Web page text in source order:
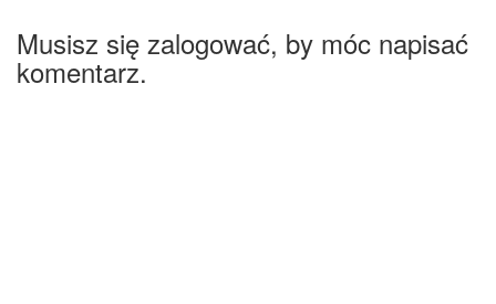
Musisz się zalogować, by móc napisać
komentarz.